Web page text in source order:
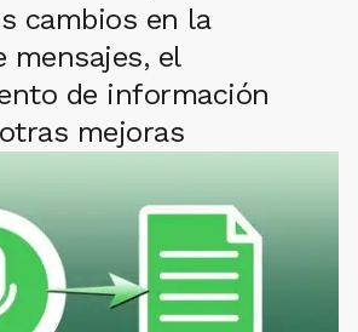
cambios en la
mensajes, el
de información
mejoras